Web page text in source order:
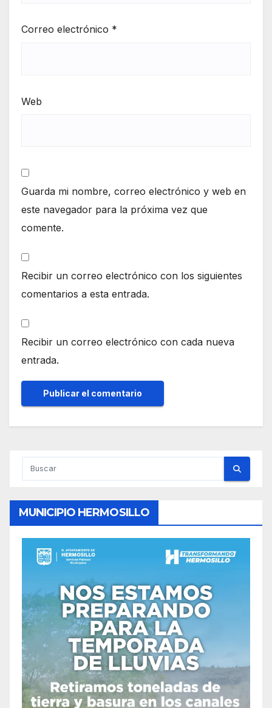
Correo electrónico *
Web
Guarda mi nombre, correo electrónico y web en
este navegador para la próxima vez que
comente.
Recibir un correo electrónico con los siguientes
comentarios a esta entrada.
Recibir un correo electrónico con cada nueva
entrada.
MUNICIPIO HERMOSILLO